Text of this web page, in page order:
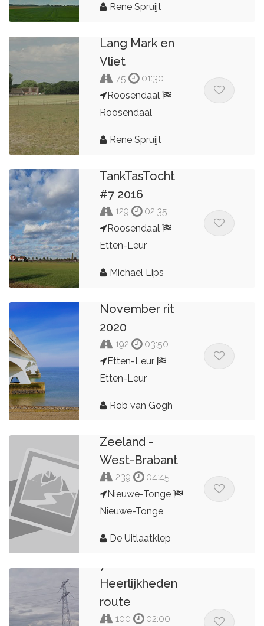
Rene Spruijt
Lang Mark en
Vliet
75
01:30
Roosendaal
Roosendaal
Rene Spruijt
TankTasTocht
#7 2016
129
02:35
Roosendaal
Etten-Leur
Michael Lips
November rit
2020
192
03:50
Etten-Leur
Etten-Leur
Rob van Gogh
Zeeland -
West-Brabant
239
04:45
Nieuwe-Tonge
Nieuwe-Tonge
De Uitlaatklep
7
Heerlijkheden
route
100
02:00